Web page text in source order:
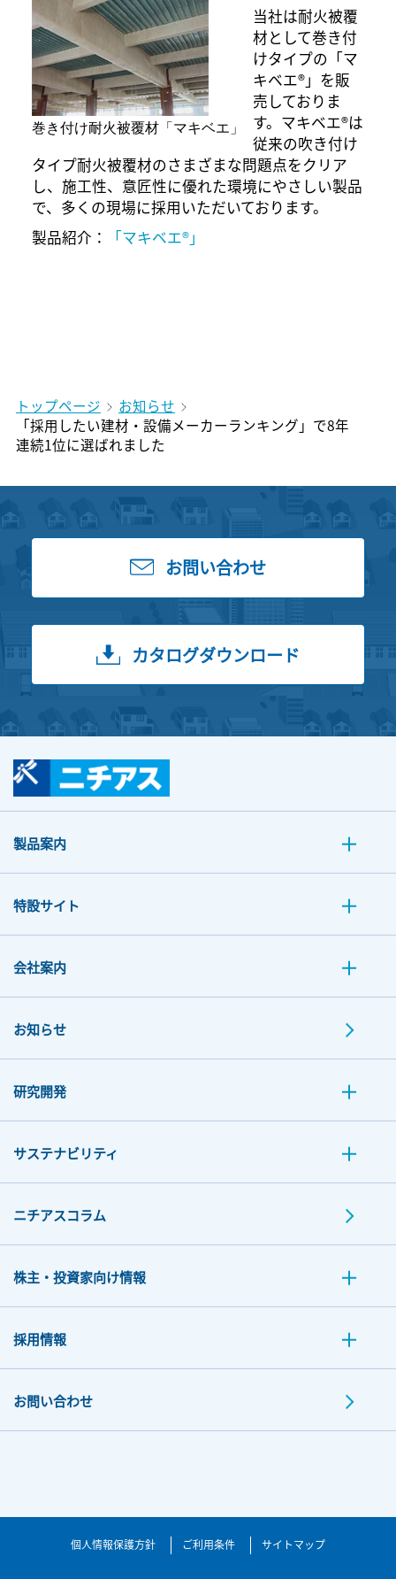
巻き付け耐火被覆材「マキベエ」
当社は耐火被覆
材として巻き付
けタイプの「マ
キベエ®」を販
売しておりま
す。マキベエ®は
従来の吹き付け
タイプ耐火被覆材のさまざまな問題点をクリア
し、施工性、意匠性に優れた環境にやさしい製品
で、多くの現場に採用いただいております。
製品紹介：
「マキベエ®」
トップページ
お知らせ
「採用したい建材・設備メーカーランキング」で8年
連続1位に選ばれました
お問い合わせ
カタログダウンロード
製品案内
特設サイト
会社案内
お知らせ
研究開発
サステナビリティ
ニチアスコラム
株主・投資家向け情報
採用情報
お問い合わせ
個人情報保護方針 ご利用条件 サイトマップ